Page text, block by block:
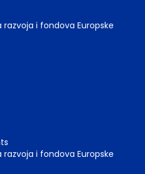
i fondova Europske
i fondova Europske